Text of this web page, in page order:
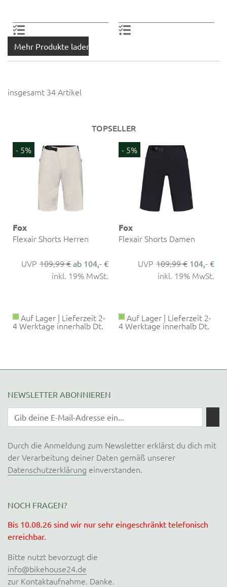
Mehr Produkte laden
insgesamt 34 Artikel
TOPSELLER
- 5%
Fox
Flexair Shorts Herren
109,99 € ab 104,- €
inkl. 19% MwSt.
Auf Lager | Lieferzeit 2-
4 Werktage innerhalb Dt.
- 5%
Fox
Flexair Shorts Damen
109,99 € 104,- €
inkl. 19% MwSt.
Auf Lager | Lieferzeit 2-
4 Werktage innerhalb Dt.
NEWSLETTER ABONNIEREN
Durch die Anmeldung zum Newsletter erklärst du dich mit
der Verarbeitung deiner Daten gemäß unserer
Datenschutzerklärung einverstanden.
NOCH FRAGEN?
Bis 10.08.26 sind wir nur sehr eingeschränkt telefonisch
erreichbar.
Bitte nutzt bevorzugt die
info@bikehouse24.de
zur Kontaktaufnahme. Danke.